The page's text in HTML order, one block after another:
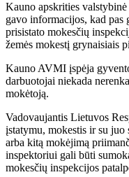
Kauno apskrities
gavo informacijos, kad pas
prisistato mokesčių
žemės mokestį grynaisiais
Kauno AVMI įspėja
darbuotojai niekada
mokėtoją.
Vadovaujantis Lietuvos
įstatymu, mokestis ir su juo
arba kitą mokėjimą
inspektoriui gali būti
mokesčių inspekcijos